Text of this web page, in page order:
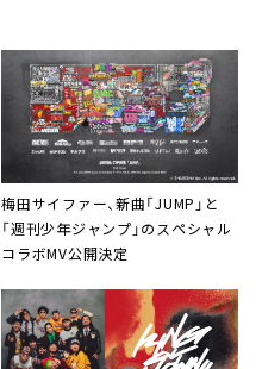
梅田サイファー、新曲「JUMP」と
「週刊少年ジャンプ」のスペシャル
コラボMV公開決定